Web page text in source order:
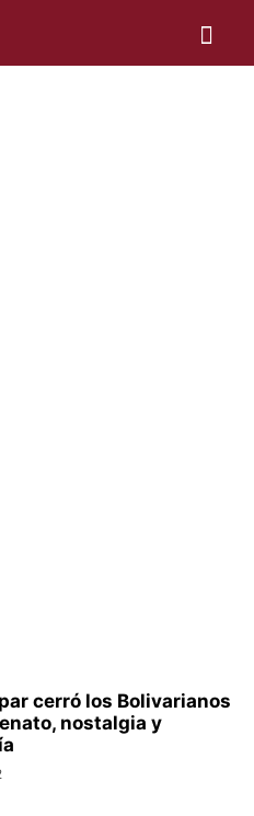
cerró los Bolivarianos
nostalgia y